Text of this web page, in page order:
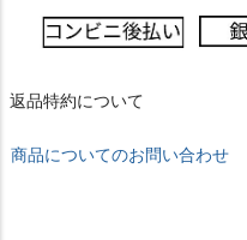
返品特約について
商品についてのお問い合わせ